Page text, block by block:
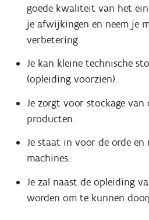
goede kwaliteit van het
je afwijkingen en neem je
verbetering.
Je kan kleine technische
(opleiding voorzien).
Je zorgt voor stockage van
producten.
Je staat in voor de orde en
machines.
Je zal naast de opleiding
worden om te kunnen